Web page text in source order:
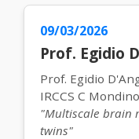
09/03/2026
Prof. Egidio
Prof. Egidio
IRCCS C
"Multiscale brain
twins"